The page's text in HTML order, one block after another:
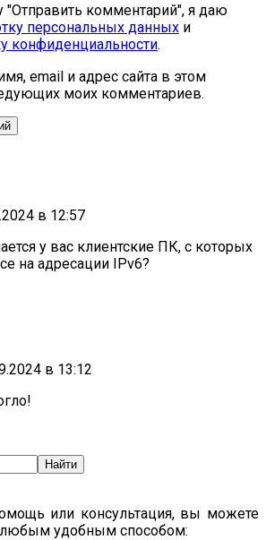
"Отправить комментарий", я даю
персональных данных и
конфиденциальности.
email и адрес сайта в этом
моих комментариев.
в 12:57
у вас клиентские ПК, с которых
на адресации IPv6?
в 13:12
или консультация, вы можете
любым удобным способом: